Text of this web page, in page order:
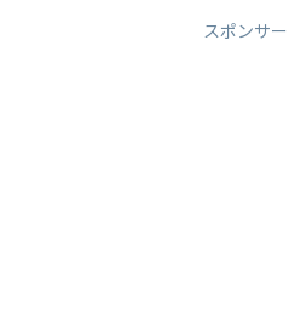
が魅力の
スポンサ